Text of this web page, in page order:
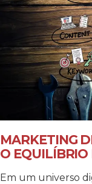
MARKETING
O EQUILÍBRIO
Em um universo